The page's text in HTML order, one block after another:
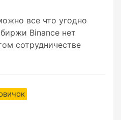
все что угодно
Binance нет
сотрудничестве